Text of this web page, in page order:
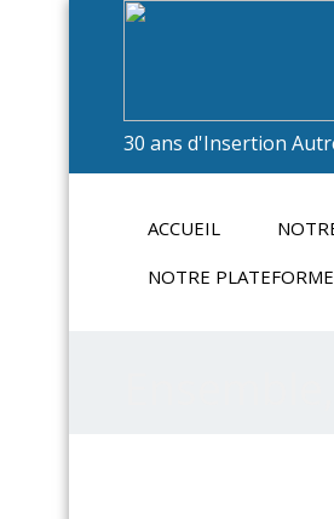
30 ans d'Insertion
ACCUEIL
NOTRE